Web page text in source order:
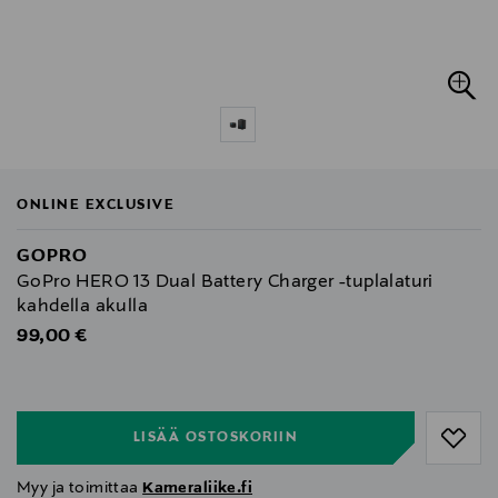
ONLINE EXCLUSIVE
GOPRO
GoPro HERO 13 Dual Battery Charger -tuplalaturi
kahdella akulla
Original Price
99,00 €
LISÄÄ OSTOSKORIIN
Myy ja toimittaa Kameraliike.fi